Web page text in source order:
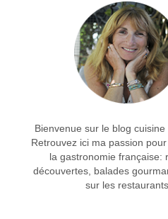
Bienvenue sur le blog cuisine
Retrouvez ici ma passion
la gastronomie française:
découvertes, balades
sur les restaurants